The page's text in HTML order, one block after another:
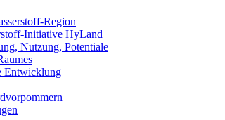
Region
Initiative HyLand
Nutzung, Potentiale
Entwicklung